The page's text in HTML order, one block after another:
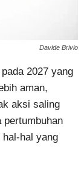
Davide Brivio
2027 yang
aman,
aksi saling
pertumbuhan
hal yang